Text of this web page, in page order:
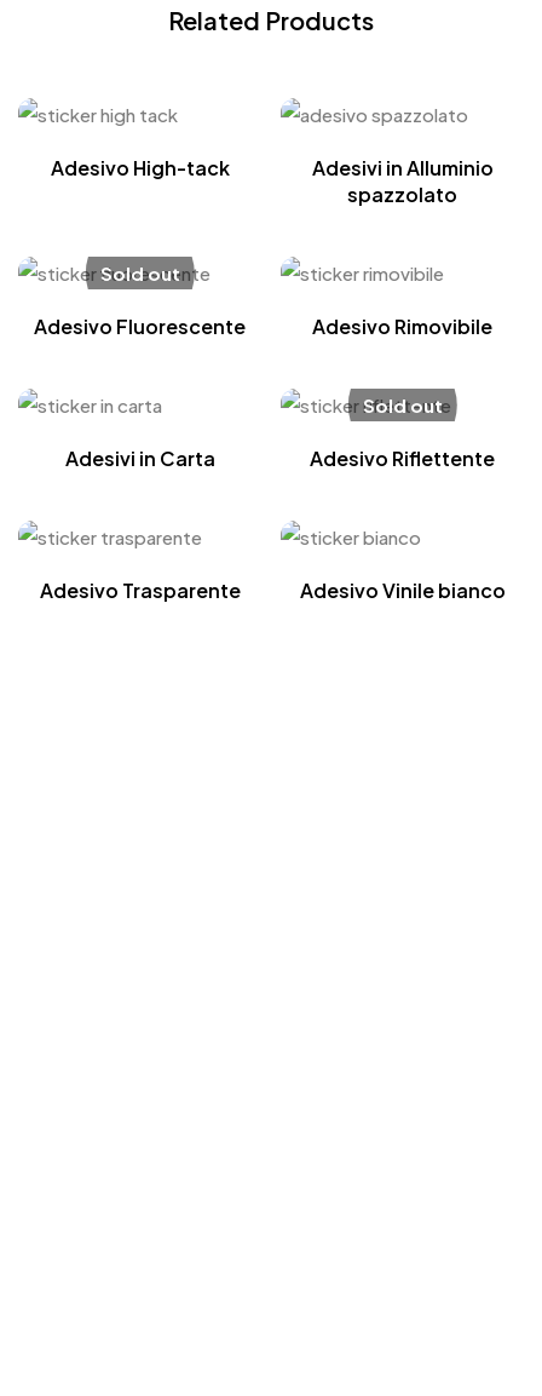
Related Products
Adesivo High-tack
Adesivi in Alluminio
spazzolato
Sold out
Adesivo Fluorescente Adesivo Rimovibile
Adesivi in Carta
Sold out
Adesivo Riflettente
Adesivo Trasparente Adesivo Vinile bianco